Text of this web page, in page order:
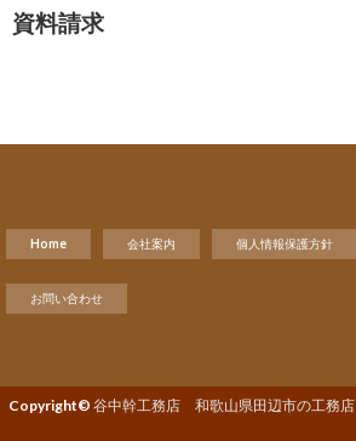
資料請求
Home 会社案内 個人情報保護方針
お問い合わせ
Copyright© 谷中幹工務店 和歌山県田辺市の工務店